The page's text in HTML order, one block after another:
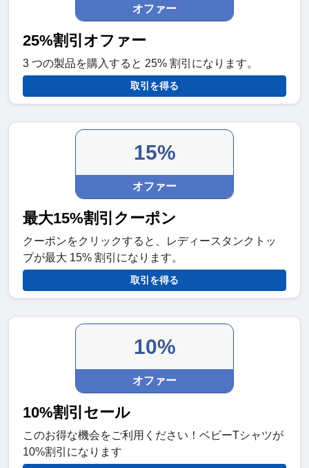
オファー
25%割引オファー
3 つの製品を購入すると 25% 割引になります。
取引を得る
15%
オファー
最大15%割引クーポン
クーポンをクリックすると、レディースタンクトッ
プが最大 15% 割引になります。
取引を得る
10%
オファー
10%割引セール
このお得な機会をご利用ください！ベビーTシャツが
10%割引になります